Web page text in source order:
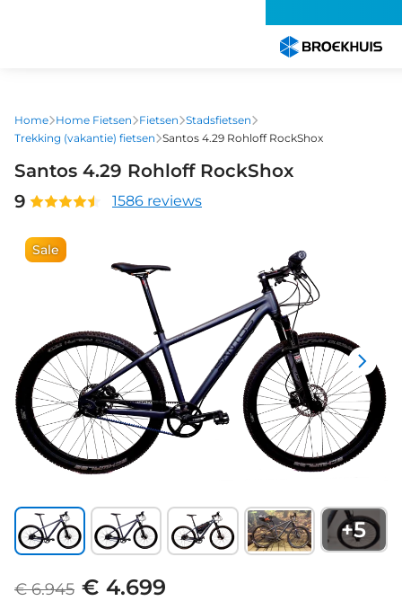
gaan
Home Home Fietsen Fietsen Stadsfietsen
Trekking (vakantie) fietsen Santos 4.29 Rohloff RockShox
Santos 4.29 Rohloff RockShox
9
1586 reviews
Sale
+5
€ 6.945 € 4.699